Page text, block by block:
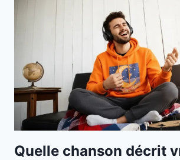
Quelle chanson décrit